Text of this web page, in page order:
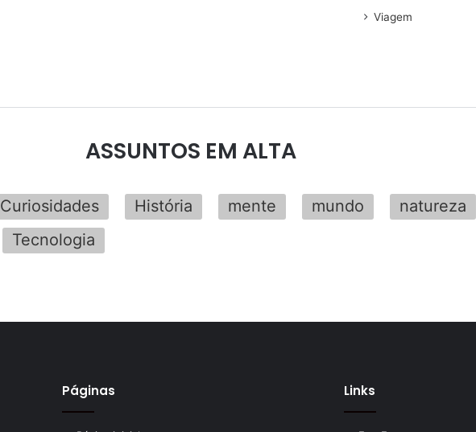
Viagem
ASSUNTOS EM ALTA
Curiosidades História mente mundo
natureza
Tecnologia
Páginas Links